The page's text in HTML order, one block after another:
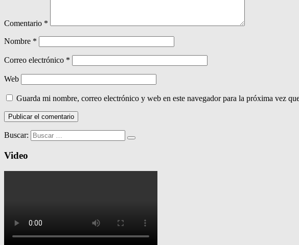
Comentario *
Nombre *
Correo electrónico *
Web
Guarda mi nombre, correo electrónico y web en este navegador para la próxima vez
Buscar:
Video